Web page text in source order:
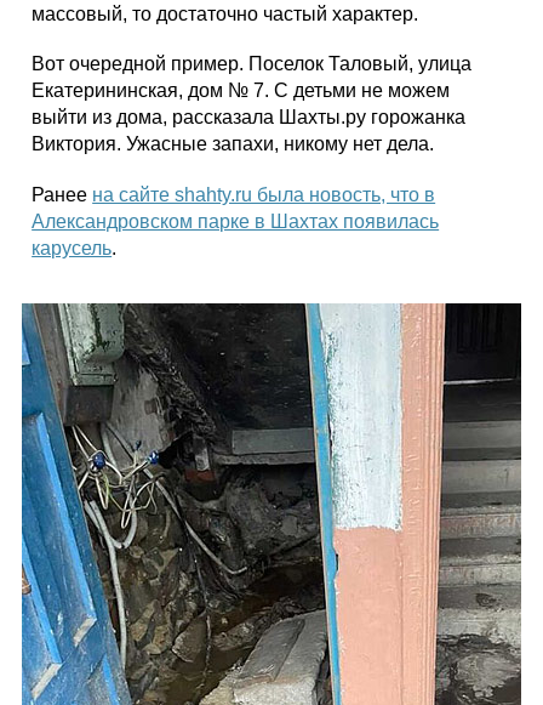
массовый, то достаточно частый характер.
Вот очередной пример. Поселок Таловый, улица
Екатерининская, дом № 7. С детьми не можем
выйти из дома, рассказала Шахты.ру горожанка
Виктория. Ужасные запахи, никому нет дела.
Ранее на сайте shahty.ru была новость, что в
Александровском парке в Шахтах появилась
карусель.